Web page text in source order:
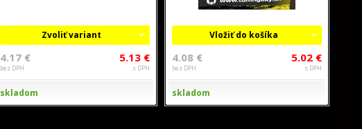
Zvoliť variant
4.17 €
bez DPH
5.13 €
s DPH
skladom
Vložiť do košíka
4.08 €
bez DPH
5.02 €
s DPH
skladom